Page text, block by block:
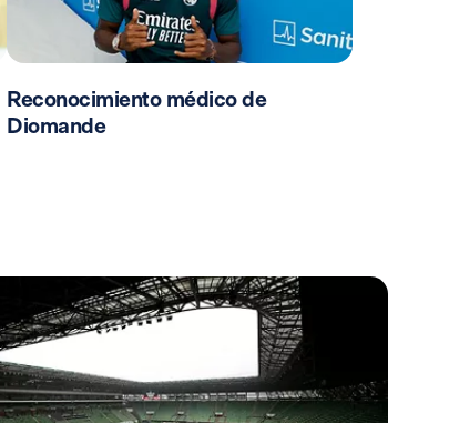
Reconocimiento médico de
Diomande